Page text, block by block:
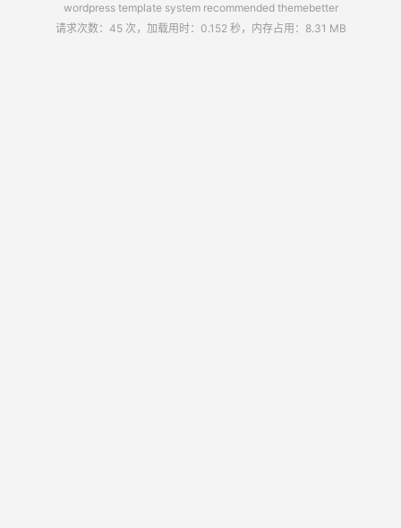
wordpress template system recommended themebetter
请求次数：45 次，加载用时：0.152 秒，内存占用：8.31 MB